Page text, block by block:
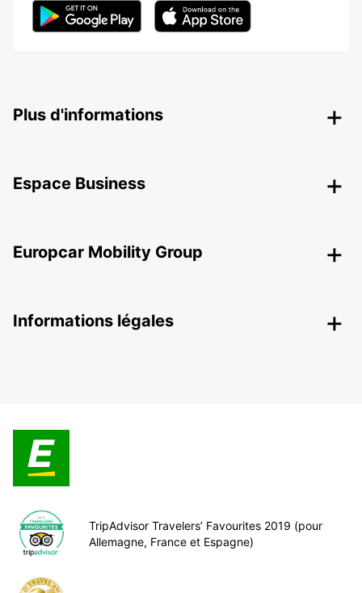
Plus d'informations
Espace Business
Europcar Mobility Group
Informations légales
TripAdvisor Travelers’ Favourites 2019 (pour
Allemagne, France et Espagne)